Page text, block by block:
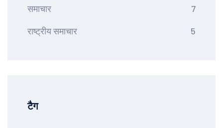
समाचार 7
राष्ट्रीय समाचार 5
टैग